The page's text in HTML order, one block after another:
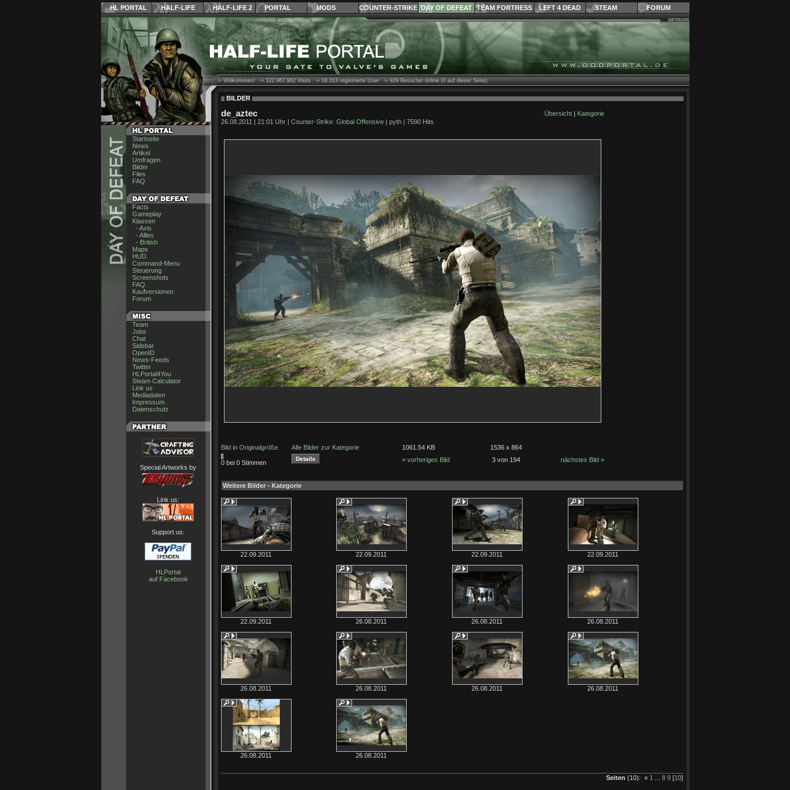
HL PORTAL HALF-LIFE HALF-LIFE 2 PORTAL MODS COUNTER-STRIKE DAY OF DEFEAT TEAM FORTRESS LEFT 4 DEAD STEAM FORUM
Startseite
News
Artikel
Umfragen
Bilder
Files
FAQ
Facts
Gameplay
Klassen
- Axis
- Allies
- British
Maps
HUD
Command-Menu
Steuerung
Screenshots
FAQ
Kaufversionen
Forum
Team
Jobs
Chat
Sidebar
OpenID
News-Feeds
Twitter
HLPortal4You
Steam Calculator
Link us
Mediadaten
Impressum
Datenschutz
Special Artworks by
Link us:
Support us:
HLPortal
auf Facebook
›› Willkommen! ››122.967.962Visits ››18.313registrierte User ››929Besucher online (0 auf dieser Seite)
BILDER
de_aztec Übersicht| Kategorie
26.08.2011 | 21:01 Uhr | Counter-Strike: Global Offensive| pyth| 7590 Hits
Bild in Originalgröße Alle Bilder zur Kategorie 1061.54 KB 1536 x 864
0 bei 0 Stimmen « vorheriges Bild 3 von 194 nächstes Bild »
Weitere Bilder - Kategorie
22.09.2011 22.09.2011 22.09.2011 22.09.2011
22.09.2011 26.08.2011 26.08.2011 26.08.2011
26.08.2011 26.08.2011 26.08.2011 26.08.2011
26.08.2011 26.08.2011
Seiten (10): « 1 8 9[10]